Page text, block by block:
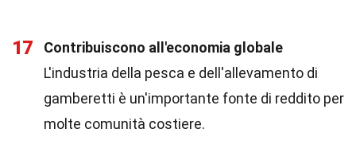
17
Contribuiscono all'economia globale
L'industria della pesca e dell'allevamento di
gamberetti è un'importante fonte di reddito per
molte comunità costiere.